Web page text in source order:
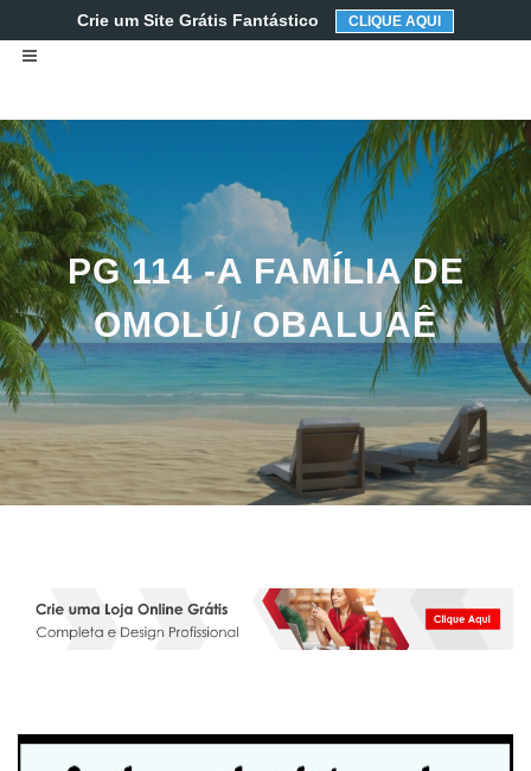
PG 114 -A FAMÍLIA DE
OMOLÚ/ OBALUAÊ
Crie um Site Grátis Fantástico CLIQUE AQUI